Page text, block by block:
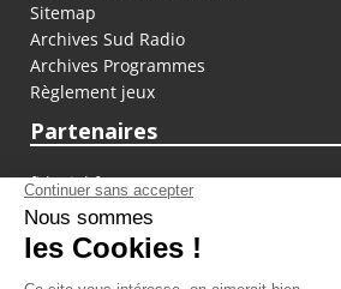
Sitemap
Archives Sud Radio
Archives Programmes
Règlement jeux
Partenaires
fiducial.fr
lyoncapitale.fr
olympique-et-lyonnais.com